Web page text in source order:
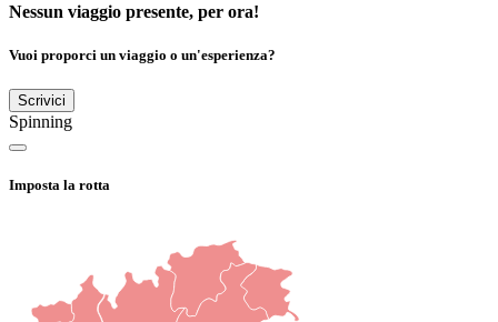
Nessun viaggio presente, per ora!
Vuoi proporci un viaggio o un'esperienza?
Scrivici
Spinning
Imposta la rotta